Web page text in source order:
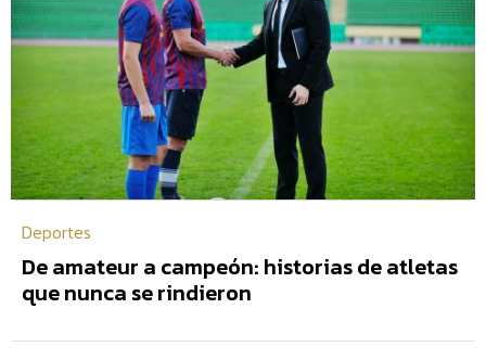
Deportes
De amateur a campeón: historias de atletas
que nunca se rindieron